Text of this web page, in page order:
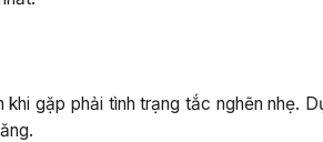
gặp phải tình trạng tắc nghẽn nhẹ.